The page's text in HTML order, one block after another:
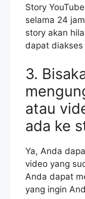
Story
selama 24
story akan
dapat diakses
3.
atau
ada ke
Ya, Anda
video yang
Anda dapat
yang ingin